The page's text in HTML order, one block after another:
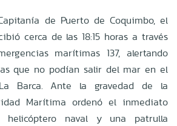
de Puerto de Coquimbo, el
cerca de las 18:15 horas a través
marítimas 137, alertando
que no podían salir del mar en el
Barca. Ante la gravedad de la
Marítima ordenó el inmediato
helicóptero naval y una patrulla